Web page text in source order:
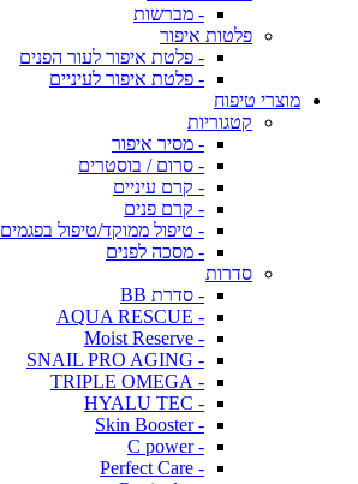
- מברשות
פלטות איפור
- פלטת איפור לעור הפנים
- פלטת איפור לעיניים
מוצרי טיפוח
קטגוריות
- מסיר איפור
- סרום / בוסטרים
- קרם עיניים
- קרם פנים
- טיפול ממוקד/טיפול בפגמים
- מסכה לפנים
סדרות
- סדרת BB
- AQUA RESCUE
- Moist Reserve
- SNAIL PRO AGING
- TRIPLE OMEGA
- HYALU TEC
- Skin Booster
- C power
- Perfect Care